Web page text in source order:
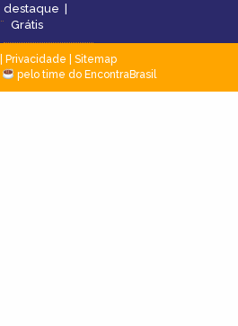
destaque |
Grátis
Privacidade
Sitemap
pelo time do EncontraBrasil